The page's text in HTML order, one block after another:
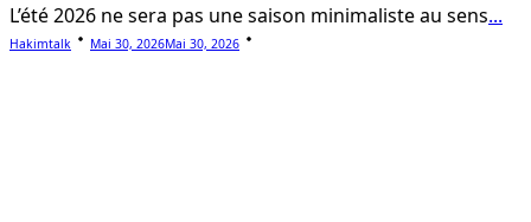
L’été 2026 ne sera pas une saison minimaliste au sens...
Hakimtalk Mai 30, 2026Mai 30, 2026